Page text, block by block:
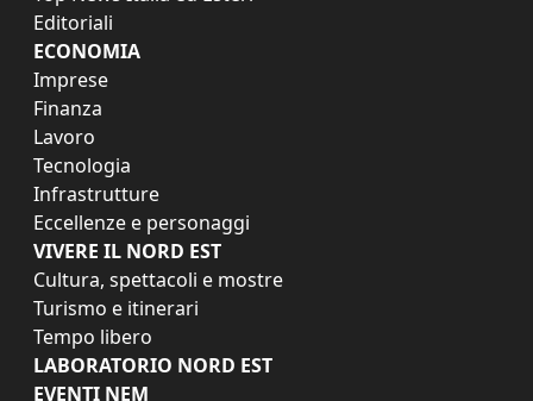
Editoriali
ECONOMIA
Imprese
Finanza
Lavoro
Tecnologia
Infrastrutture
Eccellenze e personaggi
VIVERE IL NORD EST
Cultura, spettacoli e mostre
Turismo e itinerari
Tempo libero
LABORATORIO NORD EST
EVENTI NEM